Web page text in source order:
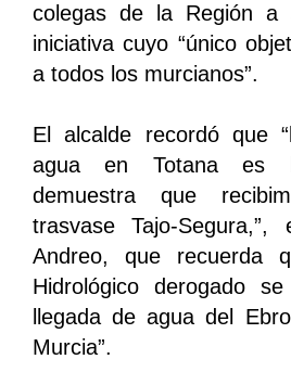
colegas de la Región a
iniciativa cuyo “único
a todos los murcianos”.
El alcalde recordó que
agua en Totana es
demuestra que
trasvase Tajo-Segura,”,
Andreo, que recuerda
Hidrológico derogado
llegada de agua del
Murcia”.